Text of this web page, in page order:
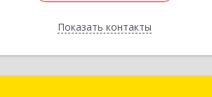
Показать контакты
Назад